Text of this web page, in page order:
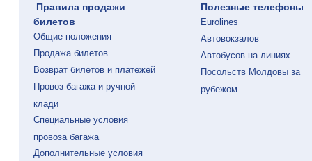
Правила продажи
билетов
Общие положения
Продажа билетов
Возврат билетов и платежей
Провоз багажа и ручной
клади
Специальные условия
провоза багажа
Дополнительные условия
Полезные телефоны
Eurolines
Автовокзалов
Автобусов на линиях
Посольств Молдовы за
рубежом